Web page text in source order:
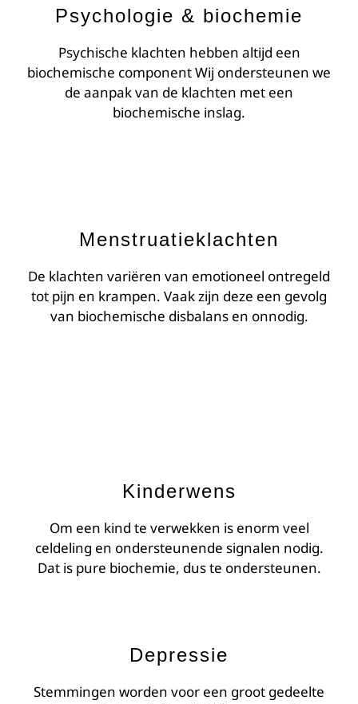
Psychologie & biochemie
Psychische klachten hebben altijd een
biochemische component Wij ondersteunen we
de aanpak van de klachten met een
biochemische inslag.
Menstruatieklachten
De klachten variëren van emotioneel ontregeld
tot pijn en krampen. Vaak zijn deze een gevolg
van biochemische disbalans en onnodig.
Kinderwens
Om een kind te verwekken is enorm veel
celdeling en ondersteunende signalen nodig.
Dat is pure biochemie, dus te ondersteunen.
Depressie
Stemmingen worden voor een groot gedeelte